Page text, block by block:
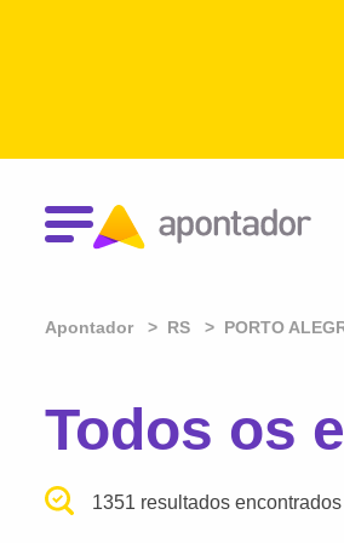
Apontador RS PORTO
Todos os
1351 resultados encontrados